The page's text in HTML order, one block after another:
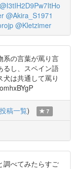
@I3tIH2D9Pw7ItHo
@Akira_S1971
@Kletzimer
系の言葉が罵り言
るし、スペイン語
は共通して罵り
投稿一覧) 7
調べてみたらすご